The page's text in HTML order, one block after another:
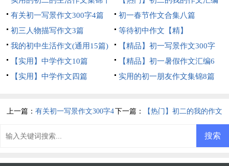
篇
七篇
有关初一写景作文300字4篇
初一春节作文合集八篇
初三人物描写作文3篇
等待初中作文【精】
我的初中生活作文(通用15篇)
【精品】初一写景作文300字
集锦10篇
【实用】中学作文10篇
【精品】初一暑假作文汇编6
篇
【实用】中学作文四篇 实用的初一朋友作文集锦8篇
上一篇：有关初一写景作文300字4下一篇： 【热门】初二的我的作文